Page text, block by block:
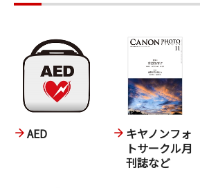
AED
キヤノンフォ
トサークル月
刊誌など